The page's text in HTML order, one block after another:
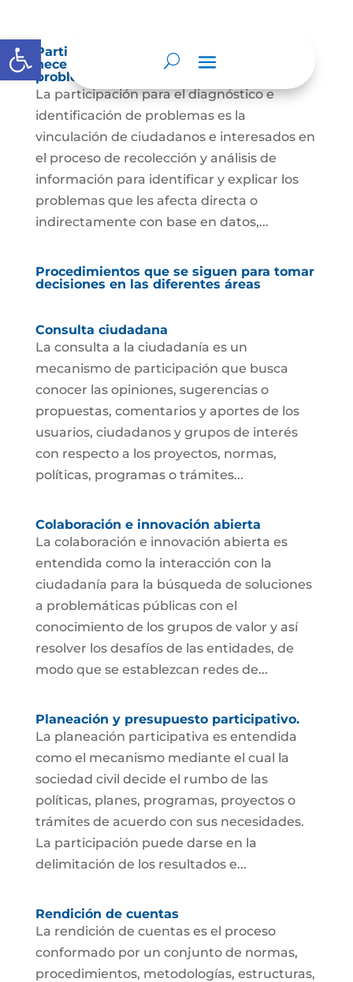
Abrir barra de herramientas
Participación para el diagnóstico de
necesidades e identificación de
problemas.
La participación para el diagnóstico e
identificación de problemas es la
vinculación de ciudadanos e interesados en
el proceso de recolección y análisis de
información para identificar y explicar los
problemas que les afecta directa o
indirectamente con base en datos,...
Procedimientos que se siguen para tomar
decisiones en las diferentes áreas
Consulta ciudadana
La consulta a la ciudadanía es un
mecanismo de participación que busca
conocer las opiniones, sugerencias o
propuestas, comentarios y aportes de los
usuarios, ciudadanos y grupos de interés
con respecto a los proyectos, normas,
políticas, programas o trámites...
Colaboración e innovación abierta
La colaboración e innovación abierta es
entendida como la interacción con la
ciudadanía para la búsqueda de soluciones
a problemáticas públicas con el
conocimiento de los grupos de valor y así
resolver los desafíos de las entidades, de
modo que se establezcan redes de...
Planeación y presupuesto participativo.
La planeación participativa es entendida
como el mecanismo mediante el cual la
sociedad civil decide el rumbo de las
políticas, planes, programas, proyectos o
trámites de acuerdo con sus necesidades.
La participación puede darse en la
delimitación de los resultados e...
Rendición de cuentas
La rendición de cuentas es el proceso
conformado por un conjunto de normas,
procedimientos, metodologías, estructuras,